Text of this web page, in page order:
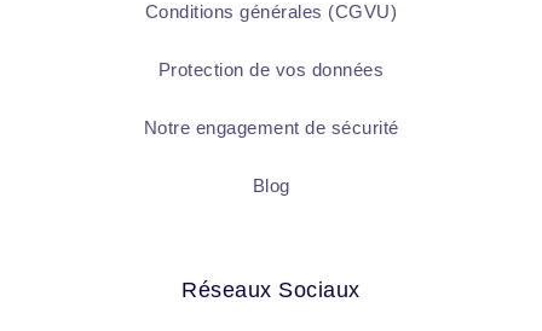
Conditions générales (CGVU)
Protection de vos données
Notre engagement de sécurité
Blog
Réseaux Sociaux